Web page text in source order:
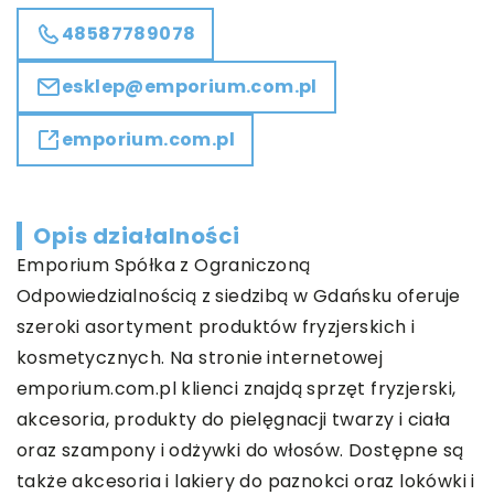
48587789078
esklep@emporium.com.pl
emporium.com.pl
Opis działalności
Emporium Spółka z Ograniczoną
Odpowiedzialnością z siedzibą w Gdańsku oferuje
szeroki asortyment produktów fryzjerskich i
kosmetycznych. Na stronie internetowej
emporium.com.pl klienci znajdą sprzęt fryzjerski,
akcesoria, produkty do pielęgnacji twarzy i ciała
oraz szampony i odżywki do włosów. Dostępne są
także akcesoria i lakiery do paznokci oraz lokówki i